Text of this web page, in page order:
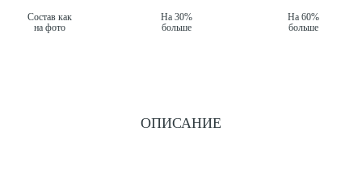
Состав как
на фото
На 30%
больше
На 60%
больше
ОПИСАНИЕ